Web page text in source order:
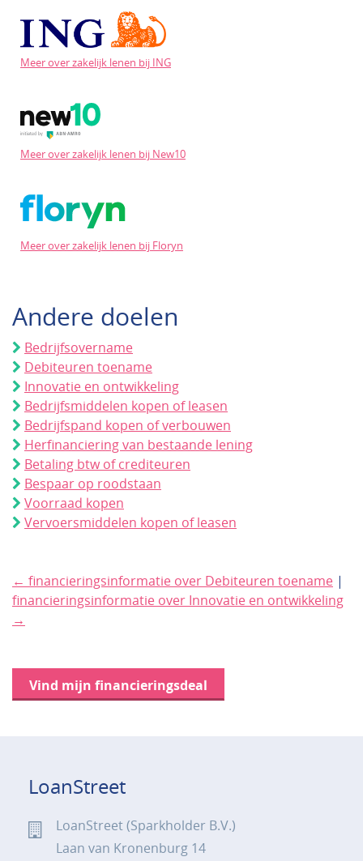
Meer over zakelijk lenen bij ING
Meer over zakelijk lenen bij New10
Meer over zakelijk lenen bij Floryn
Andere doelen
Bedrijfsovername
Debiteuren toename
Innovatie en ontwikkeling
Bedrijfsmiddelen kopen of leasen
Bedrijfspand kopen of verbouwen
Herfinanciering van bestaande lening
Betaling btw of crediteuren
Bespaar op roodstaan
Voorraad kopen
Vervoersmiddelen kopen of leasen
← financieringsinformatie over Debiteuren toename |
financieringsinformatie over Innovatie en ontwikkeling
→
Vind mijn financieringsdeal
LoanStreet
LoanStreet (Sparkholder B.V.)
Laan van Kronenburg 14